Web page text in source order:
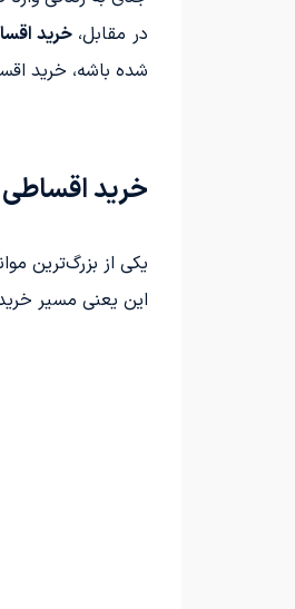
در مقابل،خرید
شده باشه، خرید
خرید
یکی از بزرگ‌ترین
این یعنی مسیر